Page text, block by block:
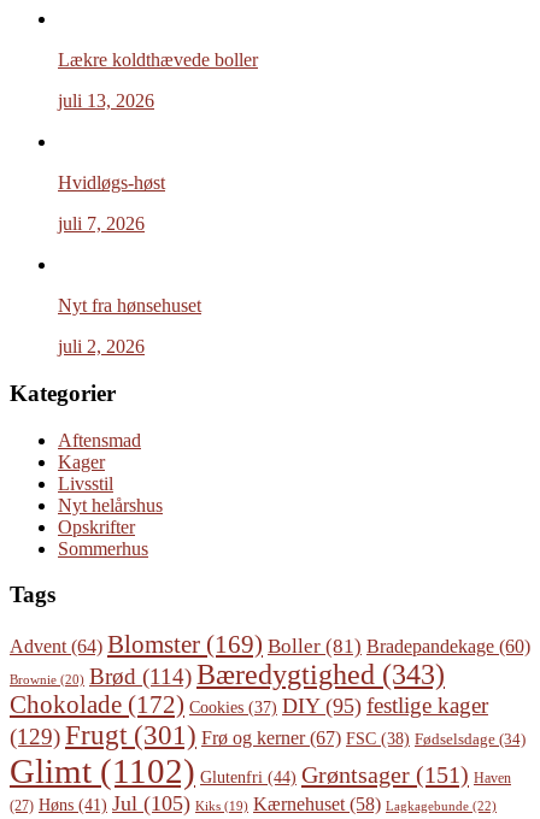
Lækre koldthævede boller
juli 13, 2026
Hvidløgs-høst
juli 7, 2026
Nyt fra hønsehuset
juli 2, 2026
Kategorier
Aftensmad
Kager
Livsstil
Nyt helårshus
Opskrifter
Sommerhus
Tags
Advent (64) Blomster (169) Boller (81) Bradepandekage (60)
Brownie (20) Brød (114)Bæredygtighed (343)
Chokolade (172) Cookies (37) DIY(95) festlige kager
(129)Frugt (301) Frø og kerner(67) FSC (38) Fødselsdage (34)
Glimt (1102) Glutenfri (44) Grøntsager (151) Haven
(27) Høns (41) Jul (105) Kiks (19) Kærnehuset (58) Lagkagebunde (22)